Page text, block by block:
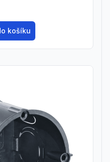
košíku